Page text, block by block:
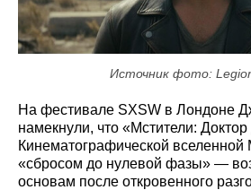
Источник фото:
На фестивале SXSW в Лондоне
намекнули, что «Мстители:
Кинематографической вселенной
«сбросом до нулевой фазы» —
основам после откровенного